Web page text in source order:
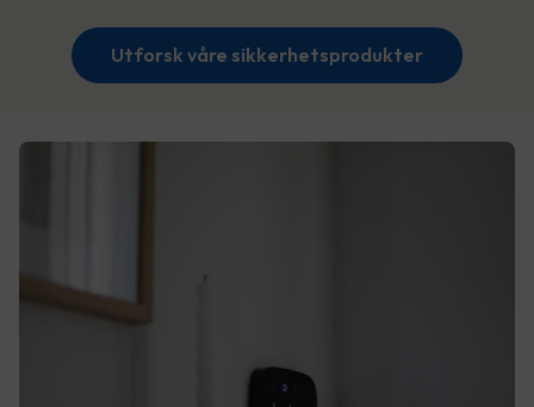
Utforsk våre sikkerhetsprodukter